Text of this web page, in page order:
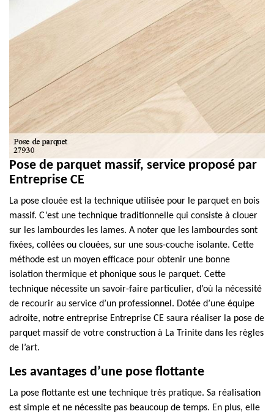
Pose de parquet massif, service proposé par
Entreprise CE
La pose clouée est la technique utilisée pour le parquet en bois
massif. C’est une technique traditionnelle qui consiste à clouer
sur les lambourdes les lames. A noter que les lambourdes sont
fixées, collées ou clouées, sur une sous-couche isolante. Cette
méthode est un moyen efficace pour obtenir une bonne
isolation thermique et phonique sous le parquet. Cette
technique nécessite un savoir-faire particulier, d’où la nécessité
de recourir au service d’un professionnel. Dotée d’une équipe
adroite, notre entreprise Entreprise CE saura réaliser la pose de
parquet massif de votre construction à La Trinite dans les règles
de l’art.
Les avantages d’une pose flottante
La pose flottante est une technique très pratique. Sa réalisation
est simple et ne nécessite pas beaucoup de temps. En plus, elle